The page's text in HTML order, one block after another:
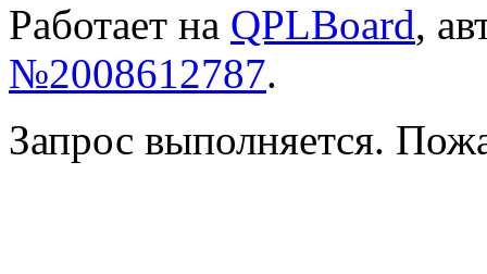
Работает на QPLBoard,
№2008612787.
Запрос выполняется.